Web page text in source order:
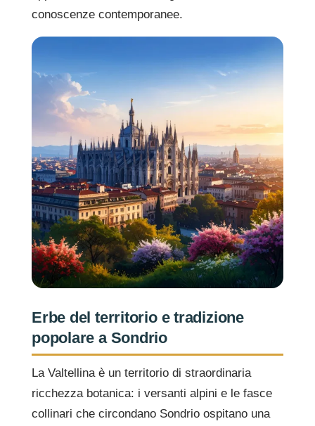
conoscenze contemporanee.
Erbe del territorio e tradizione
popolare a Sondrio
La Valtellina è un territorio di straordinaria
ricchezza botanica: i versanti alpini e le fasce
collinari che circondano Sondrio ospitano una